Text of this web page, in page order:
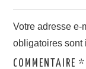
Votre adresse e-
obligatoires
COMMENTAIRE*